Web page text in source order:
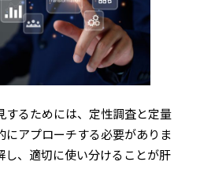
するためには、定性調査と定量
にアプローチする必要がありま
し、適切に使い分けることが肝